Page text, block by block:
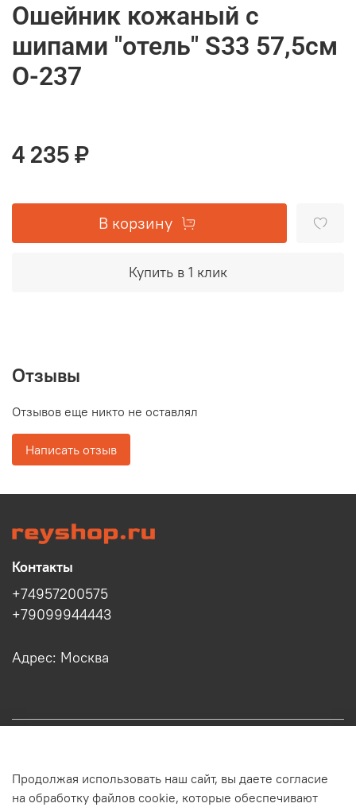
Ошейник кожаный с
шипами "отель" S33 57,5см
О-237
4 235 ₽
В корзину
Купить в 1 клик
Отзывы
Отзывов еще никто не оставлял
Написать отзыв
Клиенту
Контакты
+74957200575
+79099944443
Адрес: Москва
Продолжая использовать наш сайт, вы даете согласие
на обработку файлов cookie, которые обеспечивают